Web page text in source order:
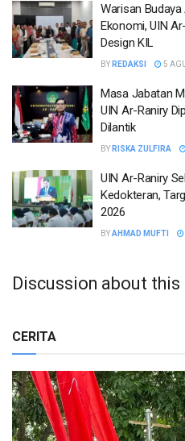
Warisan
Ekonomi, UIN
Design KIL
BY REDAKSI 5
Masa Jabatan
UIN Ar-Raniry
Dilantik
BY RISKA ZULFIRA
UIN Ar-Raniry
Kedokteran,
2026
BYAHMAD MUFTI
Discussion about this
CERITA